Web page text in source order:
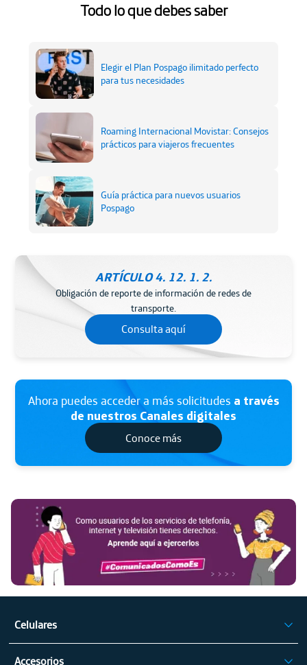
Todo lo que debes saber
Elegir el Plan Pospago ilimitado perfecto
para tus necesidades
Roaming Internacional Movistar: Consejos
prácticos para viajeros frecuentes
Guía práctica para nuevos usuarios
Pospago
ARTÍCULO 4. 12. 1. 2.
Obligación de reporte de información de redes de
transporte.
Consulta aquí
Ahora puedes acceder a más solicitudes a través
de nuestros Canales digitales
Conoce más
Celulares
iPhone
Accesorios